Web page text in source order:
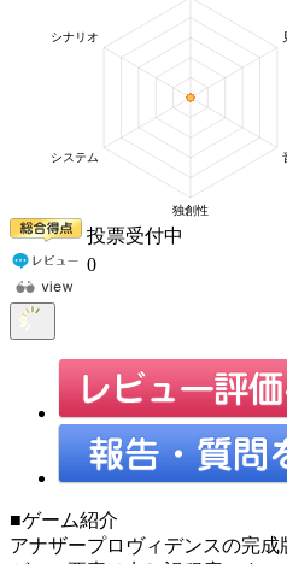
投票受付中
0
■ゲーム紹介
アナザープロヴィデンスの完成